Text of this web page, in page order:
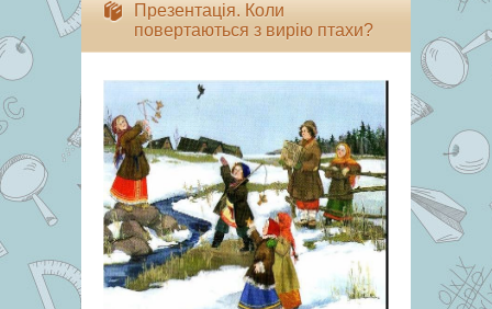
Презентація. Коли
повертаються з вирію птахи?